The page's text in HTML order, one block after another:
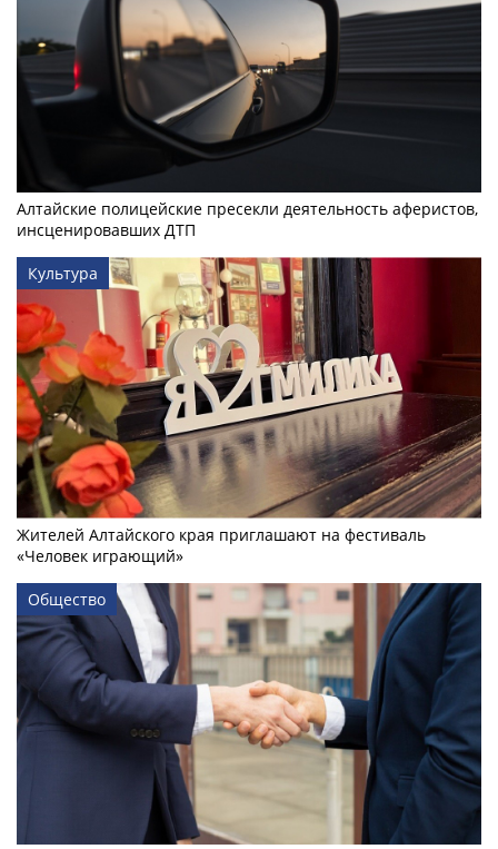
Алтайские полицейские пресекли деятельность аферистов,
инсценировавших ДТП
Культура
Жителей Алтайского края приглашают на фестиваль
«Человек играющий»
Общество